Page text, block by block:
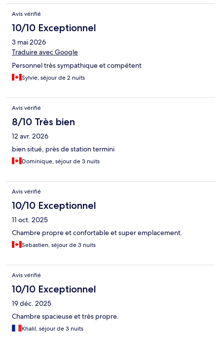
Avis vérifié
10/10 Exceptionnel
3 mai 2026
Traduire avec Google
Personnel très sympathique et compétent
Sylvie, séjour de 2 nuits
Avis vérifié
8/10 Très bien
12 avr. 2026
bien situé, près de station termini
Dominique, séjour de 3 nuits
Avis vérifié
10/10 Exceptionnel
11 oct. 2025
Chambre propre et confortable et super emplacement.
Sebastien, séjour de 3 nuits
Avis vérifié
10/10 Exceptionnel
19 déc. 2025
Chambre spacieuse et très propre.
Khalil, séjour de 3 nuits